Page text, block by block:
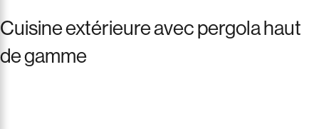
Cuisine extérieure avec pergola haut
de gamme